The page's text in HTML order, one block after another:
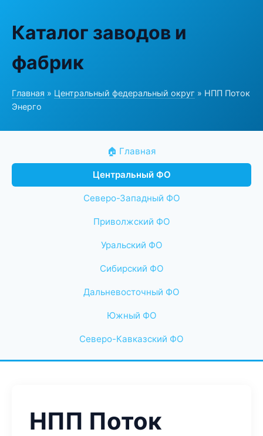
Каталог заводов и
фабрик
Главная » Центральный федеральный округ » НПП Поток
Энерго
🏠 Главная
Центральный ФО
Северо-Западный ФО
Приволжский ФО
Уральский ФО
Сибирский ФО
Дальневосточный ФО
Южный ФО
Северо-Кавказский ФО
НПП Поток